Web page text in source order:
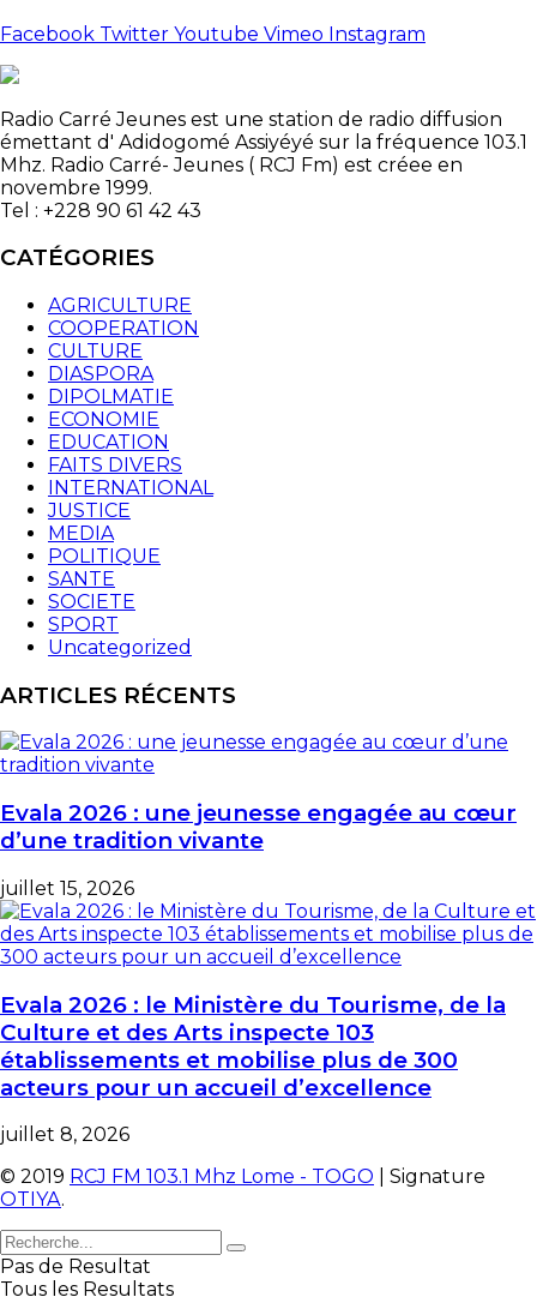
Facebook Twitter Youtube Vimeo Instagram
Radio Carré Jeunes est une station de radio diffusion
émettant d' Adidogomé Assiyéyé sur la fréquence 103.1
Mhz. Radio Carré- Jeunes ( RCJ Fm) est créee en
novembre 1999.
Tel : +228 90 61 42 43
CATÉGORIES
AGRICULTURE
COOPERATION
CULTURE
DIASPORA
DIPOLMATIE
ECONOMIE
EDUCATION
FAITS DIVERS
INTERNATIONAL
JUSTICE
MEDIA
POLITIQUE
SANTE
SOCIETE
SPORT
Uncategorized
ARTICLES RÉCENTS
Evala 2026 : une jeunesse engagée au cœur
d’une tradition vivante
juillet 15, 2026
Evala 2026 : le Ministère du Tourisme, de la
Culture et des Arts inspecte 103
établissements et mobilise plus de 300
acteurs pour un accueil d’excellence
juillet 8, 2026
© 2019 RCJ FM 103.1 Mhz Lome - TOGO | Signature
OTIYA.
Pas de Resultat
Tous les Resultats